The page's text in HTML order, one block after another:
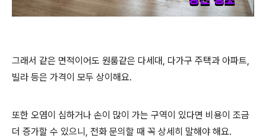
그래서 같은 면적이어도 원룸같은 다세대, 다가구 주택과 아파트,
빌라 등은 가격이 모두 상이해요.
또한 오염이 심하거나 손이 많이 가는 구역이 있다면 비용이 조금
더 증가할 수 있으니, 전화 문의할 때 꼭 상세히 말해야 해요.